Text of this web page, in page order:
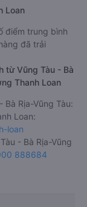
Loan
điểm trung bình
đã trải
từ Vũng Tàu - Bà
Thanh Loan
Bà Rịa-Vũng Tàu:
Loan:
loan
- Bà Rịa-Vũng
888684